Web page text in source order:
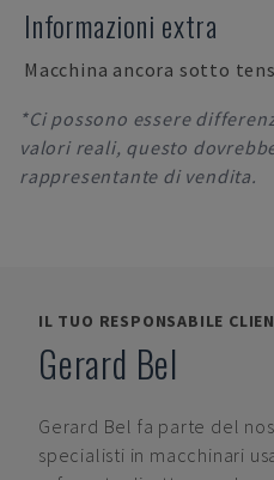
Informazioni extra
Macchina ancora sotto
*Ci possono essere
valori reali, questo
rappresentante di vendita.
IL TUO RESPONSABILE
Gerard Bel
Gerard Bel fa parte del
specialisti in macchinari